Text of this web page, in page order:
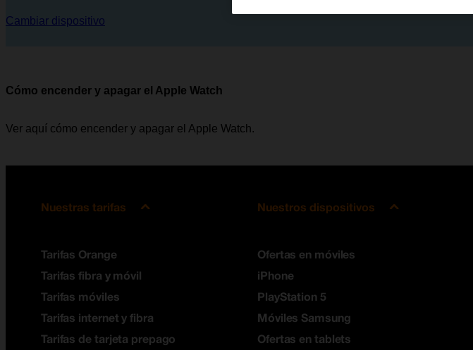
Cambiar dispositivo
Cómo encender y apagar el Apple Watch
Ver aquí cómo encender y apagar el Apple Watch.
Nuestras tarifas
Tarifas Orange
Tarifas fibra y móvil
Tarifas móviles
Tarifas internet y fibra
Tarifas de tarjeta prepago
Nuestros dispositivos
Ofertas en móviles
iPhone
PlayStation 5
Móviles Samsung
Ofertas en tablets